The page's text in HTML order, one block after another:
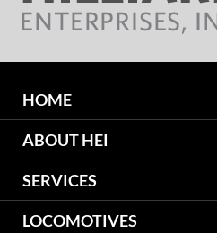
HOME
ABOUT HEI
SERVICES
LOCOMOTIVES